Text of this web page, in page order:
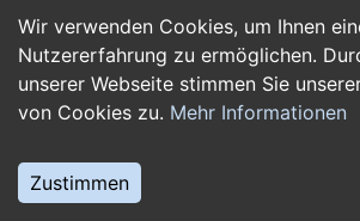
Wir verwenden Cookies, um Ihnen
Nutzererfahrung zu ermöglichen.
unserer Webseite stimmen Sie
von Cookies zu. Mehr Informationen
Zustimmen
Beruf machen? Dann bist du auf
krankenpflegerjobs.comgenau
findest du zahlreiche
Ausbildungsplätze und Jobs im
Krankenpflegern über
hin zu Leitungsposten in Kliniken und